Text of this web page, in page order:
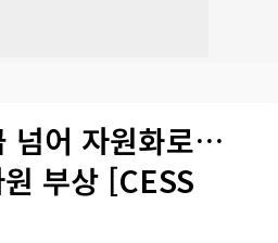
넘어 자원화로…
부상 [CESS